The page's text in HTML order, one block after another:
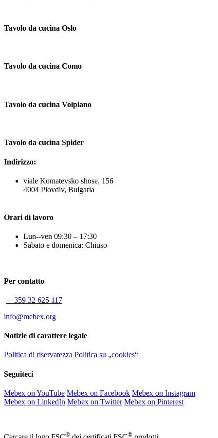
Tavolo da cucina Oslo
Tavolo da cucina Como
Tavolo da cucina Volpiano
Tavolo da cucina Spider
Indirizzo:
viale Komatevsko shose, 156
4004 Plovdiv, Bulgaria
Orari di lavoro
Lun--ven 09:30 – 17:30
Sabato e domenica: Chiuso
Per contatto
+ 359 32 625 117
info@mebex.org
Notizie di carattere legale
Politica di riservatezza Politica su „cookies“
Seguiteci
Mebex on YouTube Mebex on Facebook Mebex on Instagram
Mebex on LinkedIn Mebex on Twitter Mebex on Pinterest
® ®